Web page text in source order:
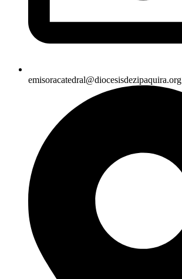
emisoracatedral@diocesisdezipaquira.org